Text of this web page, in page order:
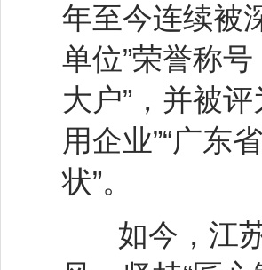
年至今连续被
单位”荣誉称
大户”，并被
用企业”“广东
状”。
如今，江苏